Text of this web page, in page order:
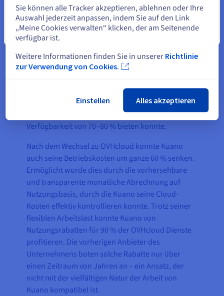
Mit den überaus leistungsstarken NVIDIA Tesla-
GPUs konnte Kuano seine Plattform deutlich
effizienter entwickeln und bereitstellen. Da diese
GPUs in der Public Cloud von OVHcloud gehostet
sind, profitiert Kuano von einer hochverfügbaren
und zuverlässigen Cloud mit einem einfachen
Rechenzentrumsinfrastruktur. Damit kann Kuano
jederzeit auf seine GPUs zugreifen – anders als mit
seinem vorherigen Cloud Provider, der nur eine
Verfügbarkeit von 70–80 % bieten konnte.
Nach dem Wechsel zu OVHcloud konnte Kuano
auch seine Betriebskosten um ganze 60 % senken.
Ermöglicht wurde dies durch die vorhersehbare
und transparente monatliche Abrechnung auf
Nutzungsbasis, durch die Kuano seine Cloud-
Kosten effektiv kontrollieren konnte. Trotz seiner
flexiblen Arbeitslast konnte Kuano von
Nutzungsrabatten für 90 % der OVHcloud Dienste
profitieren. Die vorherigen Anbieter des
Unternehmens boten solche Rabatte nur über
einen Zeitraum von Jahren an – ein Ansatz, der
nicht mit der vielfältigen Natur der Arbeit von
Kuano kompatibel ist.
Schließen
Sie können alle Tracker akzeptieren, ablehnen oder Ihre
Auswahl jederzeit anpassen, indem Sie auf den Link
„Meine Cookies verwalten“ klicken, der am Seitenende
verfügbar ist.
Weitere Informationen finden Sie in unserer Richtlinie
zur Verwendung von Cookies.
Einstellen Alles akzeptieren